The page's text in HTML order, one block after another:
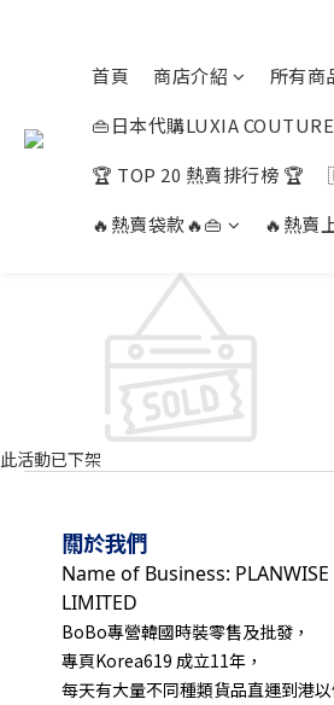
首頁 商店介紹 所有商
👜日本代購LUXIA
🏆 TOP 20 熱賣排行榜 🏆
🔥熱賣袋款🔥👜
🔥熱賣
此活動已下架
關於我們
Name of Business: PLANWISE
LIMITED
BoBo專營韓國時裝零售及批發，
專頁Korea619 成立11年，
每天有大量不同種類貨品直運到港